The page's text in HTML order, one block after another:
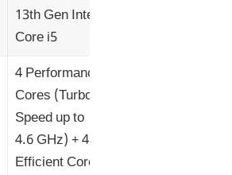
13th Gen Intel
Core i5
4 Performance
Cores (Turbo
Speed up to
4.6 GHz) + 4
Efficient Cores